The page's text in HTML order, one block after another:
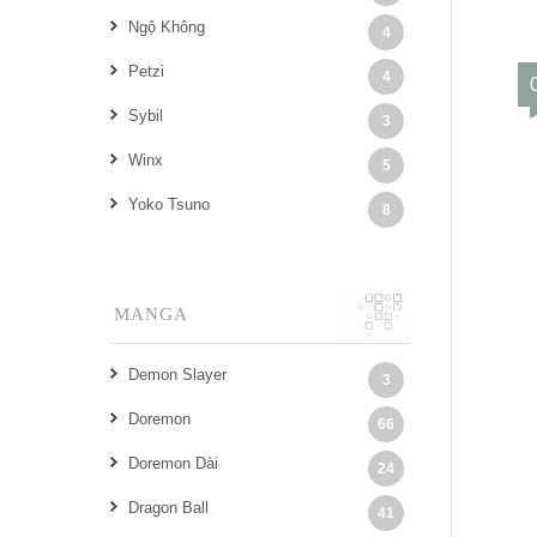
Ngộ Không 4
Petzi 4
Sybil 3
Winx 5
Yoko Tsuno 8
MANGA
Demon Slayer 3
Doremon 66
Doremon Dài 24
Dragon Ball 41